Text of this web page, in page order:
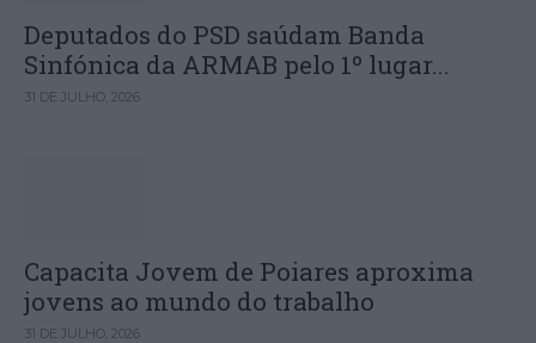
Deputados do PSD saúdam Banda
Sinfónica da ARMAB pelo 1º lugar...
31 DE JULHO, 2026
Capacita Jovem de Poiares aproxima
jovens ao mundo do trabalho
31 DE JULHO, 2026